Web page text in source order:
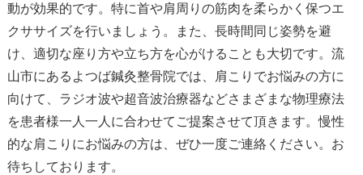
動が効果的です。特に首や肩周りの筋肉を柔らかく保つエ
クササイズを行いましょう。また、長時間同じ姿勢を避
け、適切な座り方や立ち方を心がけることも大切です。流
山市にあるよつば鍼灸整骨院では、肩こりでお悩みの方に
向けて、ラジオ波や超音波治療器などさまざまな物理療法
を患者様一人一人に合わせてご提案させて頂きます。慢性
的な肩こりにお悩みの方は、ぜひ一度ご連絡ください。お
待ちしております。